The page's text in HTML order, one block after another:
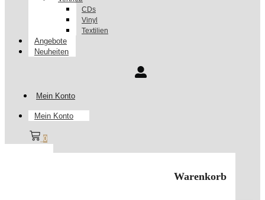
CDs
Vinyl
Textilien
Angebote
Neuheiten
Mein Konto
Mein Konto
0
Warenkorb